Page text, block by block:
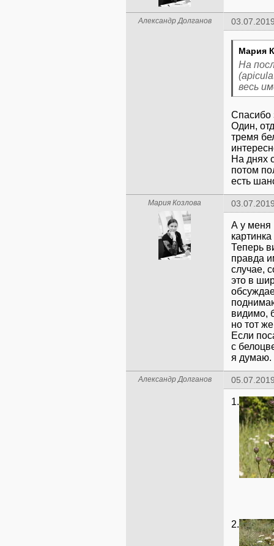
Александр Долганов
Мария
На
весь
Спасибо
Один,
тремя
На днях
потом
есть
Мария Козлова
А у меня
Теперь
правда
случае,
это в
видимо,
но тот
Если
с
я думаю.
Александр Долганов
1.
2.